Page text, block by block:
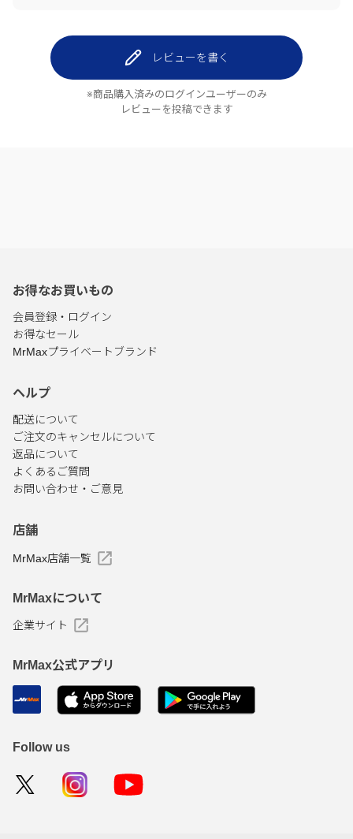
レビューを書く
※商品購入済みのログインユーザーのみ
レビューを投稿できます
お得なお買いもの
会員登録・ログイン
お得なセール
MrMaxプライベートブランド
ヘルプ
配送について
ご注文のキャンセルについて
返品について
よくあるご質問
お問い合わせ・ご意見
店舗
MrMax店舗一覧
MrMaxについて
企業サイト
MrMax公式アプリ
Follow us